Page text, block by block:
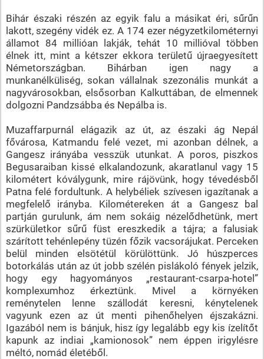
Bihár északi részén az egyik falu a másikat éri, sűrűn
lakott, szegény vidék ez. A 174 ezer négyzetkilométernyi
államot 84 millióan lakják, tehát 10 millióval többen
élnek itt, mint a kétszer ekkora területű újraegyesített
Németországban. Bihárban igen nagy a
munkanélküliség, sokan vállalnak szezonális munkát a
nagyvárosokban, elsősorban Kalkuttában, de elmennek
dolgozni Pandzsábba és Nepálba is.
Muzaffarpurnál elágazik az út, az északi ág Nepál
fővárosa, Katmandu felé vezet, mi azonban délnek, a
Gangesz irányába vesszük utunkat. A poros, piszkos
Begusaraiban kissé elkalandozunk, akaratlanul vagy 15
kilométert kóválygunk, mire rájövünk, hogy tévedésből
Patna felé fordultunk. A helybéliek szívesen igazítanak a
megfelelő irányba. Kilométereken át a Gangesz bal
partján gurulunk, ám nem sokáig nézelődhetünk, mert
szürkületkor sűrű füst ereszkedik a tájra; a falusiak
szárított tehénlepény tüzén főzik vacsorájukat. Perceken
belül minden elsötétül körülöttünk. Jó húszperces
botorkálás után az út jobb szélén pislákoló fények jelzik,
hogy egy hagyományos „restaurant-csarpa-hotel”
komplexumhoz érkeztünk. Mivel a környéken
reménytelen lenne szállodát keresni, kénytelenek
vagyunk ezen az út menti pihenőhelyen éjszakázni.
Igazából nem is bánjuk, hisz így legalább egy kis ízelítőt
kapunk az indiai „kamionosok” nem éppen irigylésre
méltó, nomád életéből.